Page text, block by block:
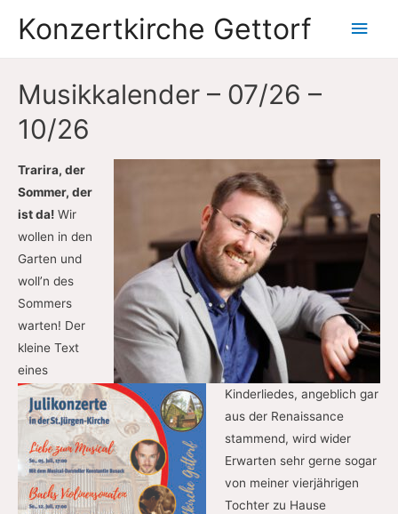
Konzertkirche Gettorf
Musikkalender – 07/26 –
10/26
Trarira, der
Sommer, der
ist da! Wir
wollen in den
Garten und
woll’n des
Sommers
warten! Der
kleine Text
eines
Kinderliedes, angeblich gar
aus der Renaissance
stammend, wird wider
Erwarten sehr gerne sogar
von meiner vierjährigen
Tochter zu Hause